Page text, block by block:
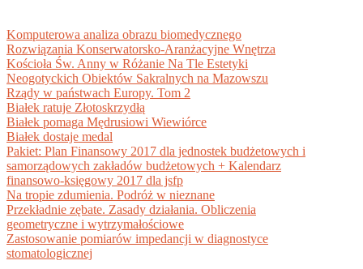
Komputerowa analiza obrazu biomedycznego
Rozwiązania Konserwatorsko-Aranżacyjne Wnętrza
Kościoła Św. Anny w Różanie Na Tle Estetyki
Neogotyckich Obiektów Sakralnych na Mazowszu
Rządy w państwach Europy. Tom 2
Białek ratuje Złotoskrzydłą
Białek pomaga Mędrusiowi Wiewiórce
Białek dostaje medal
Pakiet: Plan Finansowy 2017 dla jednostek budżetowych i
samorządowych zakładów budżetowych + Kalendarz
finansowo-księgowy 2017 dla jsfp
Na tropie zdumienia. Podróż w nieznane
Przekładnie zębate. Zasady działania. Obliczenia
geometryczne i wytrzymałościowe
Zastosowanie pomiarów impedancji w diagnostyce
stomatologicznej